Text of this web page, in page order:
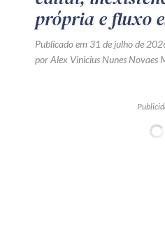
própria e fluxo
Publicado em 31 de julho de
por Alex Vinicius Nunes Novaes